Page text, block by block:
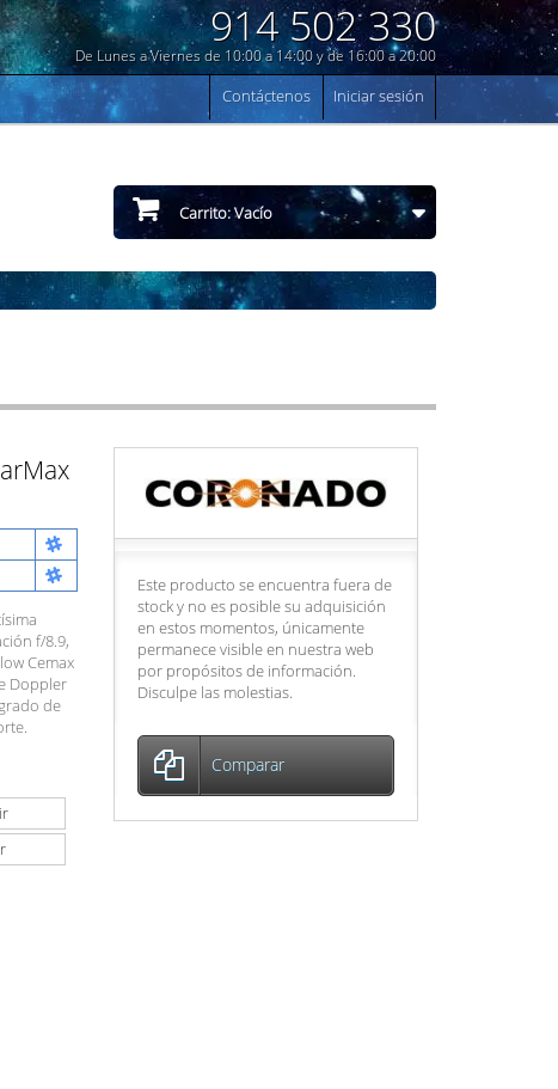
914 502 330
De Lunes a Viernes de 10:00 a 14:00 y de 16:00 a 20:00
Iniciar sesión
Contáctenos
Carrito:Vacío
f/8.9,
Cemax
Doppler
de
Este producto se encuentra fuera de
stock y no es posible su adquisición
en estos momentos, únicamente
permanece visible en nuestra web
por propósitos de información.
Disculpe las molestias.
Comparar